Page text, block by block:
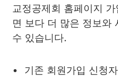
교정공제회 홈페이지
면 보다 더 많은 정보와
수 있습니다.
기존 회원가입 신청